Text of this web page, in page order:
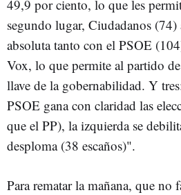
49,9 por ciento, lo que les
segundo lugar, Ciudadanos (74)
absoluta tanto con el PSOE
Vox, lo que permite al partido
llave de la gobernabilidad. Y
PSOE gana con claridad las
que el PP), la izquierda se
desploma (38 escaños)".
Para rematar la mañana, que no